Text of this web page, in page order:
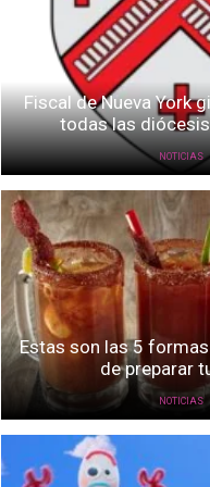
Fiscal de Nueva York
todas las
NOTICIAS
Estas son las 5
de preparar
NOTICIAS